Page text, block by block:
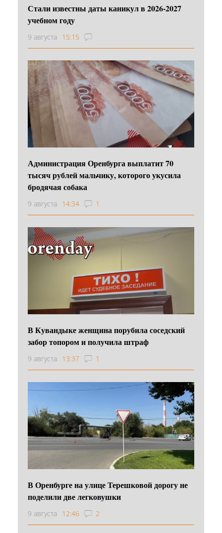
Стали известны даты каникул в 2026-2027
учебном году
9 августа 15:15
Администрация Оренбурга выплатит 70
тысяч рублей мальчику, которого укусила
бродячая собака
9 августа 14:34 1
В Кувандыке женщина порубила соседский
забор топором и получила штраф
9 августа 13:37 1
В Оренбурге на улице Терешковой дорогу не
поделили две легковушки
9 августа 12:46 2